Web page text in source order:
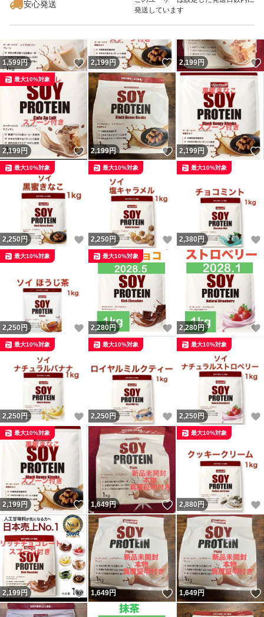
安心発送
発送しています
1,599円 いいね！
2,199円 いいね！
2,199円
2,199円 いいね！
最大10%対象
2,199円 いいね！
2,199円
2,250 円 いいね！
最大10%対象
2,250 円 いいね！
最大10%対象
2,380 円
最大10%対象
2,250 円 いいね！
最大10%対象
2,280円 いいね！
最大10%対象
2,280円
2,250 円 いいね！
最大10%対象
2,250 円 いいね！
最大10%対象
2,250 円
最大10%対象
2,199円 いいね！
最大10%対象
1,649円 いいね！
2,880 円
最大10%対象
2,199円 いいね！
1,649円 いいね！
1,649円